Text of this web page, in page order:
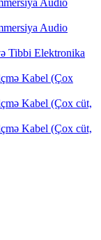
Audio
Audio
Tibbi Elektronika
Kabel (Çox
Kabel (Çox cüt,
Kabel (Çox cüt,